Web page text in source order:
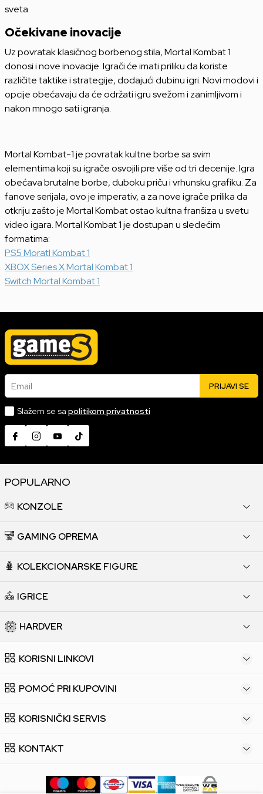
sveta.
Očekivane inovacije
Uz povratak klasičnog borbenog stila, Mortal Kombat 1
donosi i nove inovacije. Igrači će imati priliku da koriste
različite taktike i strategije, dodajući dubinu igri. Novi modovi i
opcije obećavaju da će održati igru svežom i zanimljivom i
nakon mnogo sati igranja.
Mortal Kombat-1 je povratak kultne borbe sa svim
elementima koji su igrače osvojili pre više od tri decenije. Igra
obećava brutalne borbe, duboku priču i vrhunsku grafiku. Za
fanove serijala, ovo je imperativ, a za nove igrače prilika da
otkriju zašto je Mortal Kombat ostao kultna franšiza u svetu
video igara. Mortal Kombat 1 je dostupan u sledećim
formatima:
PS5 Moratl Kombat 1
XBOX Series X Mortal Kombat 1
Switch Mortal Kombat 1
Email PRIJAVI SE
Slažem se sa politikom privatnosti
POPULARNO
KONZOLE
GAMING OPREMA
KOLEKCIONARSKE FIGURE
IGRICE
HARDVER
KORISNI LINKOVI
POMOĆ PRI KUPOVINI
KORISNIČKI SERVIS
KONTAKT